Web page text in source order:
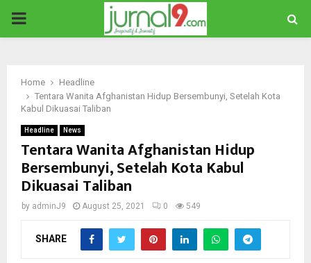
PRIMARY
Home
Headline
Tentara Wanita Afghanistan Hidup Bersembunyi, Setelah Kota
Kabul Dikuasai Taliban
Headline News
Tentara Wanita Afghanistan Hidup
Bersembunyi, Setelah Kota Kabul
Dikuasai Taliban
by adminJ9 August 25, 2021 0 549
SHARE